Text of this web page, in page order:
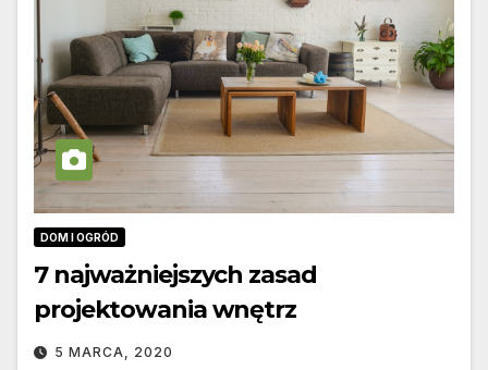
DOM I OGRÓD
7 najważniejszych zasad
projektowania wnętrz
5 MARCA, 2020